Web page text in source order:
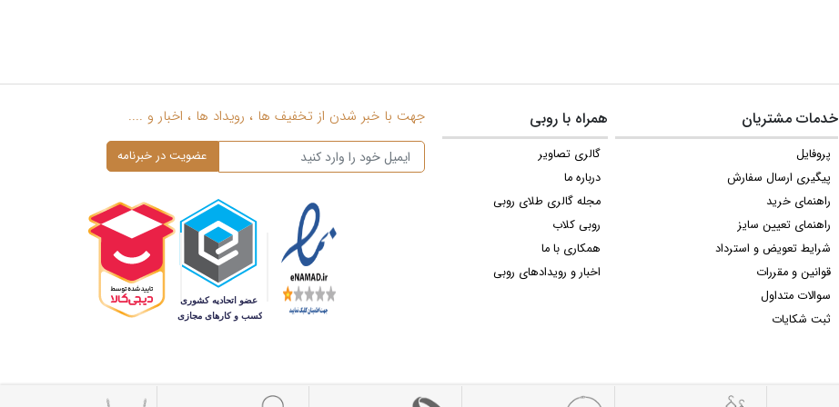
خدمات مشتریان
پروفایل
پیگیری ارسال سفارش
راهنمای خرید
راهنمای تعیین سایز
شرایط تعویض و استرداد
قوانین و مقررات
سوالات متداول
ثبت شکایات
همراه با روبی
گالری تصاویر
درباره ما
مجله گالری طلای روبی
روبی کلاب
همکاری با ما
اخبار و رویدادهای روبی
جهت با خبر شدن از تخفیف ها ، رویداد ها ، اخبار و ....